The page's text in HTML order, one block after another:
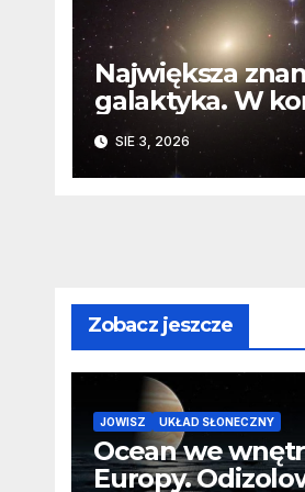
Największa
galaktyka. W
poznaliśmy jej
faktyczne
SIE 3, 2026
Zobacz jeszcze
JOWISZ UKŁAD SŁONECZNY
Ocean we
Europy.